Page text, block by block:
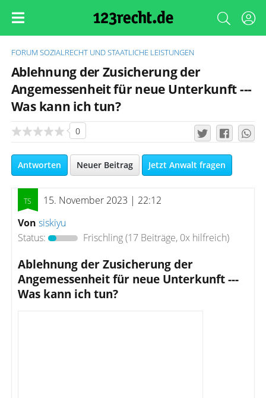
FORUM SOZIALRECHT UND STAATLICHE LEISTUNGEN
Ablehnung der Zusicherung der
Angemessenheit für neue Unterkunft ---
Was kann ich tun?
0
Antworten Neuer Beitrag Jetzt Anwalt fragen
15. November 2023 | 22:12
Von siskiyu
Status:
Frischling(17 Beiträge, 0x hilfreich)
Ablehnung der Zusicherung der
Angemessenheit für neue Unterkunft ---
Was kann ich tun?